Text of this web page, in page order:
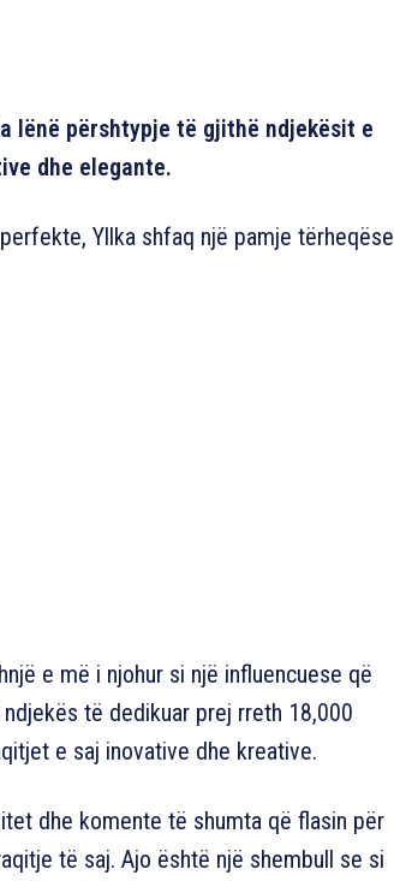
lënë përshtypje të gjithë ndjekësit e
dhe elegante.
Yllka shfaq një pamje tërheqëse
e më i njohur si një influencuese që
të dedikuar prej rreth 18,000
e saj inovative dhe kreative.
dhe komente të shumta që flasin për
të saj. Ajo është një shembull se si